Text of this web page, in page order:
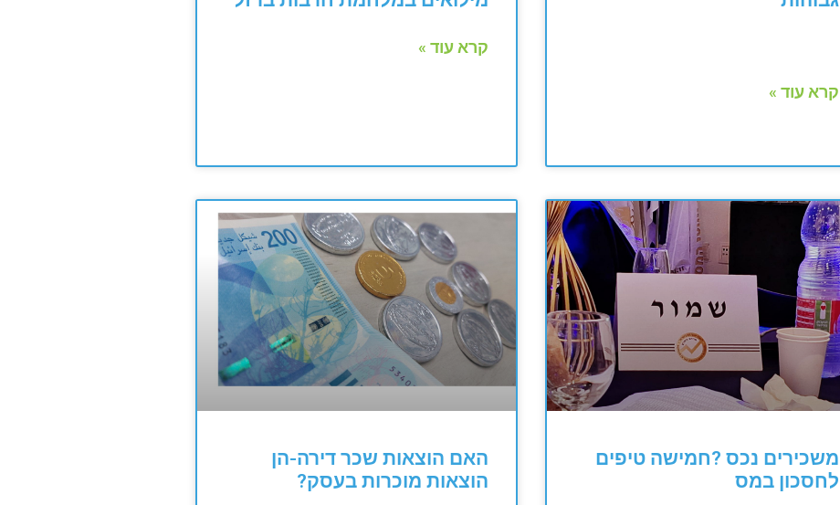
קרא עוד »
קרא עוד »
משכירים נכס ?חמישה טיפים
לחסכון במס
האם הוצאות שכר דירה-הן
הוצאות מוכרות בעסק?